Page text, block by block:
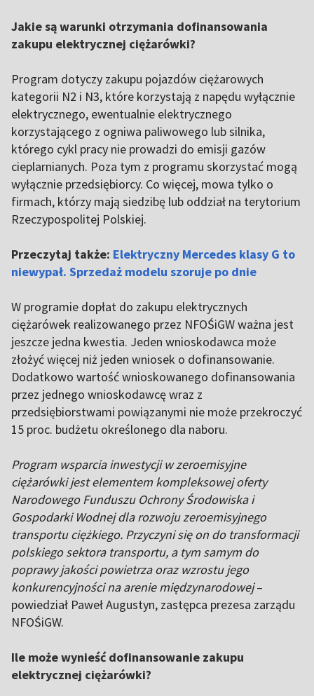
Jakie są warunki otrzymania dofinansowania
zakupu elektrycznej ciężarówki?
Program dotyczy zakupu pojazdów ciężarowych
kategorii N2 i N3, które korzystają z napędu wyłącznie
elektrycznego, ewentualnie elektrycznego
korzystającego z ogniwa paliwowego lub silnika,
którego cykl pracy nie prowadzi do emisji gazów
cieplarnianych. Poza tym z programu skorzystać mogą
wyłącznie przedsiębiorcy. Co więcej, mowa tylko o
firmach, którzy mają siedzibę lub oddział na terytorium
Rzeczypospolitej Polskiej.
Przeczytaj także: Elektryczny Mercedes klasy G to
niewypał. Sprzedaż modelu szoruje po dnie
W programie dopłat do zakupu elektrycznych
ciężarówek realizowanego przez NFOŚiGW ważna jest
jeszcze jedna kwestia. Jeden wnioskodawca może
złożyć więcej niż jeden wniosek o dofinansowanie.
Dodatkowo wartość wnioskowanego dofinansowania
przez jednego wnioskodawcę wraz z
przedsiębiorstwami powiązanymi nie może przekroczyć
15 proc. budżetu określonego dla naboru.
Program wsparcia inwestycji w zeroemisyjne
ciężarówki jest elementem kompleksowej oferty
Narodowego Funduszu Ochrony Środowiska i
Gospodarki Wodnej dla rozwoju zeroemisyjnego
transportu ciężkiego. Przyczyni się on do transformacji
polskiego sektora transportu, a tym samym do
poprawy jakości powietrza oraz wzrostu jego
konkurencyjności na arenie międzynarodowej–
powiedział Paweł Augustyn, zastępca prezesa zarządu
NFOŚiGW.
Ile może wynieść dofinansowanie zakupu
elektrycznej ciężarówki?